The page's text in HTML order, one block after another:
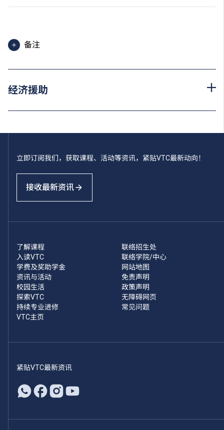
备注
为增强对学生的学习支援，学院或会要求部分学生修读
经济援助
立即订阅我们，获取课程、活动等资讯，紧贴VTC最新动向！
接收最新资讯
了解课程
入读VTC
学费及奖助学金
资讯与活动
校园生活
探索VTC
持续专业进修
VTC主页
联络招生处
联络学院/中心
网站地图
免责声明
政策声明
无障碍网页
常见问题
紧贴VTC最新资讯